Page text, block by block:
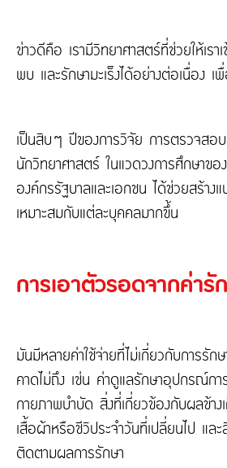
ข่าวดีคือ เรามีวิทยาศาสตร์ที่ช่วยให้เรา
พบ และรักษามะเร็งได้อย่างต่อเนื่อง เ
เป็นสิบๆ ปีของการวิจัย การตรวจสอ
นักวิทยาศาสตร์ ในแวดวงการศึกษาข
องค์กรรัฐบาลและเอกชน ได้ช่วยสร้างแ
เหมาะสมกับแต่ละบุคคลมากขึ้น
การเอาตัวรอดจากค่ารั
มันมีหลายค่าใช้จ่ายที่ไม่เกี่ยวกับการรัก
คาดไม่ถึง เช่น ค่าดูแลรักษาอุปกรณ์ก
กายภาพบำบัด สิ่งที่เกี่ยวข้องกับผลข้าง
เสื้อผ้าหรือชีวิประจำวันที่เปลี่ยนไป แล
ติดตามผลการรักษา